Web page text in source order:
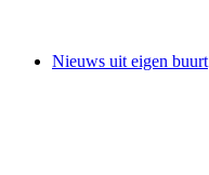
Nieuws uit eigen buurt